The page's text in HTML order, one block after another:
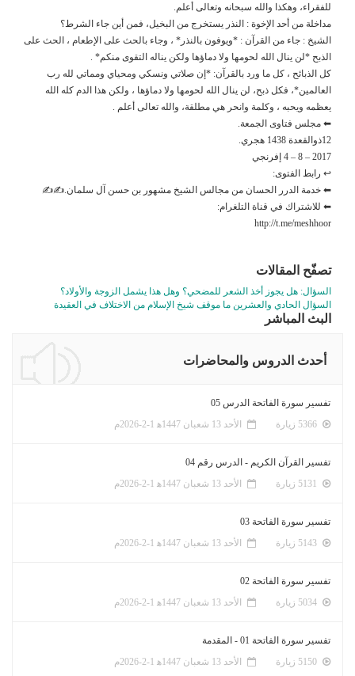
للفقراء، وهكذا والله سبحانه وتعالى أعلم.
مداخلة من أحد الإخوة : النذر يستخرج من البخيل، فمن أين جاء الشرط؟
الشيخ : جاء من القرآن : *ويوفون بالنذر* ، وجاء بالحث على الإطعام ، الحث على
الذبح *لن ينال الله لحومها ولا دماؤها ولكن يناله التقوى منكم* .
كل الذبائح ، كل ما ورد بالقرآن: *إن صلاتي ونسكي ومحياي ومماتي لله رب
العالمين*، فكل ذبح، لن ينال الله لحومها ولا دماؤها ، ولكن هذا الدم كله الله
يعظمه ويحبه ، وكلمة وانحر هي مطلقة، والله تعالى أعلم .
⬅ مجلس فتاوى الجمعة.
12ذوالقعدة 1438 هجري.
2017 – 8 – 4 إفرنجي
↩ رابط الفتوى:
⬅ خدمة الدرر الحسان من مجالس الشيخ مشهور بن حسن آل سلمان.✍✍
⬅ للاشتراك في قناة التلغرام:
http://t.me/meshhoor
تصفّح المقالات
السؤال: هل يجوز أخذ الشعر للمضحي؟ وهل هذا يشمل الزوجة والأولاد؟
السؤال الحادي والعشرين ما موقف شيخ الإسلام من الاختلاف في العقيدة
البث المباشر
أحدث الدروس والمحاضرات
تفسير سورة الفاتحة الدرس 05
الأحد 13 شعبان 1447ﻫ 1-2-2026م
تفسير القرآن الكريم - الدرس رقم 04
الأحد 13 شعبان 1447ﻫ 1-2-2026م
تفسير سورة الفاتحة 03
الأحد 13 شعبان 1447ﻫ 1-2-2026م
تفسير سورة الفاتحة 02
الأحد 13 شعبان 1447ﻫ 1-2-2026م
تفسير سورة الفاتحة 01 - المقدمة
الأحد 13 شعبان 1447ﻫ 1-2-2026م